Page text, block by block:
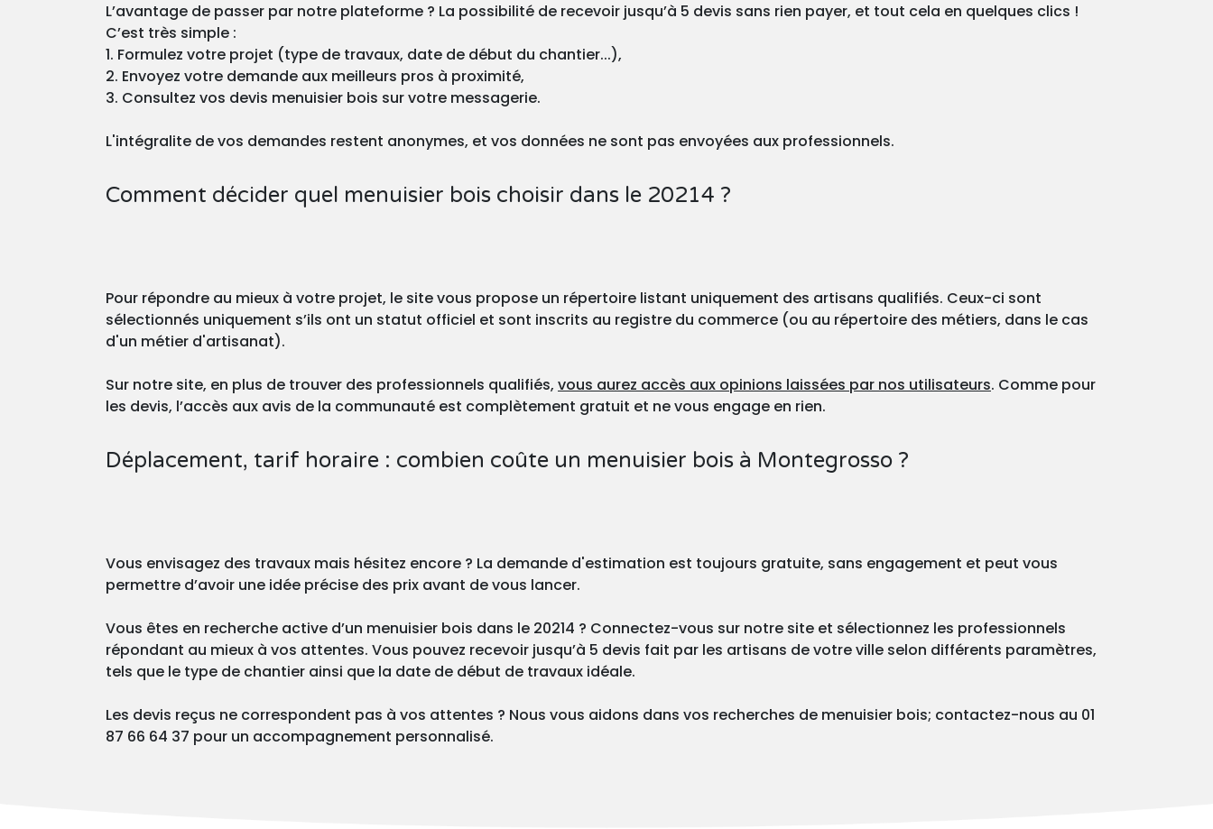
L’avantage de passer par notre plateforme ? La possibilité de recevoir jusqu’à 5 devis sans rien payer, et tout cela en quelques clics !
C’est très simple :
1. Formulez votre projet (type de travaux, date de début du chantier...),
2. Envoyez votre demande aux meilleurs pros à proximité,
3. Consultez vos devis menuisier bois sur votre messagerie.
L'intégralite de vos demandes restent anonymes, et vos données ne sont pas envoyées aux professionnels.
Comment décider quel menuisier bois choisir dans le 20214 ?
Pour répondre au mieux à votre projet, le site vous propose un répertoire listant uniquement des artisans qualifiés. Ceux-ci sont
sélectionnés uniquement s’ils ont un statut officiel et sont inscrits au registre du commerce (ou au répertoire des métiers, dans le cas
d'un métier d'artisanat).
Sur notre site, en plus de trouver des professionnels qualifiés, vous aurez accès aux opinions laissées par nos utilisateurs. Comme pour
les devis, l’accès aux avis de la communauté est complètement gratuit et ne vous engage en rien.
Déplacement, tarif horaire : combien coûte un menuisier bois à Montegrosso ?
Vous envisagez des travaux mais hésitez encore ? La demande d'estimation est toujours gratuite, sans engagement et peut vous
permettre d’avoir une idée précise des prix avant de vous lancer.
Vous êtes en recherche active d’un menuisier bois dans le 20214 ? Connectez-vous sur notre site et sélectionnez les professionnels
répondant au mieux à vos attentes. Vous pouvez recevoir jusqu’à 5 devis fait par les artisans de votre ville selon différents paramètres,
tels que le type de chantier ainsi que la date de début de travaux idéale.
Les devis reçus ne correspondent pas à vos attentes ? Nous vous aidons dans vos recherches de menuisier bois; contactez-nous au 01
87 66 64 37 pour un accompagnement personnalisé.